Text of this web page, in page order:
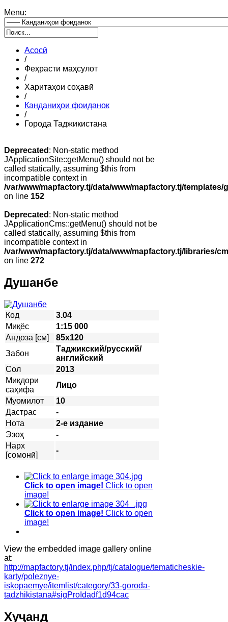
Menu:
Асосӣ
/
Феҳрасти маҳсулот
/
Харитаҳои соҳавӣ
/
Канданиҳои фоиданок
/
Города Таджикистана
Deprecated : Non-static method
JApplicationSite::getMenu() should not be
called statically, assuming $this from
incompatible context in
/var/www/mapfactory.tj/data/www/mapfactory.tj/
on line 152
Deprecated : Non-static method
JApplicationCms::getMenu() should not be
called statically, assuming $this from
incompatible context in
/var/www/mapfactory.tj/data/www/mapfactory.tj/libraries/
on line 272
Душанбе
Код
3.04
Миқёс
1:15 000
Андоза [см]
85х120
Забон
Таджикский/русский/
английский
Сол
2013
Миқдори
саҳифа
Лицо
Муомилот
10
Дастрас
-
Нота
2-е издание
Эзоҳ
-
Нарх
[сомонӣ]
-
Click to open image! Click to open
image!
Click to open image! Click to open
image!
View the embedded image gallery online
at:
http://mapfactory.tj/index.php/tj/catalogue/tematicheskie-
karty/poleznye-
iskopaemye/itemlist/category/33-goroda-
tadzhikistana#sigProIdadf1d94cac
Хуҷанд